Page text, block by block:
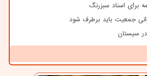
برای اسناد سبزرنگ
جمعیت باید برطرف شود